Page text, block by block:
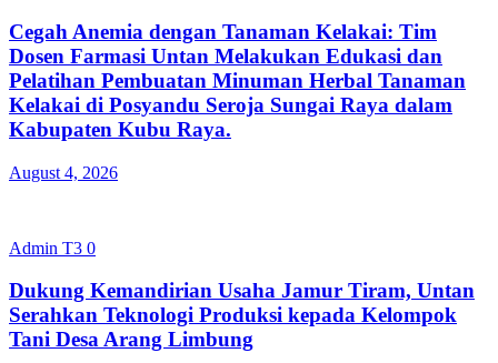
Cegah Anemia dengan Tanaman Kelakai: Tim
Dosen Farmasi Untan Melakukan Edukasi dan
Pelatihan Pembuatan Minuman Herbal Tanaman
Kelakai di Posyandu Seroja Sungai Raya dalam
Kabupaten Kubu Raya.
August 4, 2026
Admin T3 0
Dukung Kemandirian Usaha Jamur Tiram, Untan
Serahkan Teknologi Produksi kepada Kelompok
Tani Desa Arang Limbung